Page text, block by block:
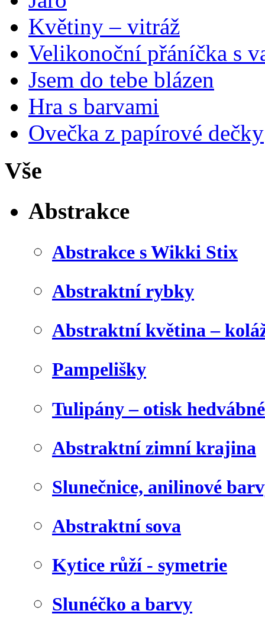
Květiny – vitráž
Velikonoční přáníčka s
Jsem do tebe blázen
Hra s barvami
Ovečka z papírové dečky
Vše
Abstrakce
Abstrakce s Wikki Stix
Abstraktní rybky
Abstraktní květina –
Pampelišky
Tulipány – otisk
Abstraktní zimní krajina
Slunečnice, anilinové
Abstraktní sova
Kytice růží - symetrie
Slunéčko a barvy